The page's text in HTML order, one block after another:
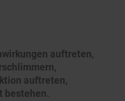
auftreten,
auftreten,
bestehen.